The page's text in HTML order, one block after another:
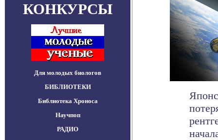
КОНКУРСЫ
Для молодых биологов
БИБЛИОТЕКИ
Библиотека Хроноса
Научпоп
РАДИО